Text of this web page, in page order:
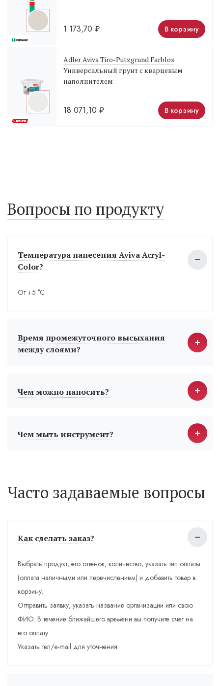
1 173,70 ₽ В корзину
Adler Aviva Tiro-Putzgrund Farblos
Универсальный грунт с кварцевым
наполнителем
18 071,10 ₽ В корзину
Вопросы по продукту
Температура нанесения Aviva Acryl-
Color?
От +5 °С
Время промежуточного высыхания
между слоями?
Чем можно наносить?
Чем мыть инструмент?
Часто задаваемые вопросы
Как сделать заказ?
Выбрать продукт, его оттенок, количество, указать тип оплаты
(оплата наличными или перечислением) и добавить товар в
корзину.
Отправить заявку, указать название организации или свою
ФИО. В течение ближайшего времени вы получите счет на
его оплату.
Указать тел/e-mail для уточнения.